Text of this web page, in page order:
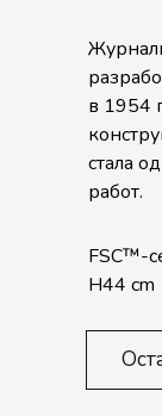
в 1954
стала
работ.
FSC™-
H44 cm